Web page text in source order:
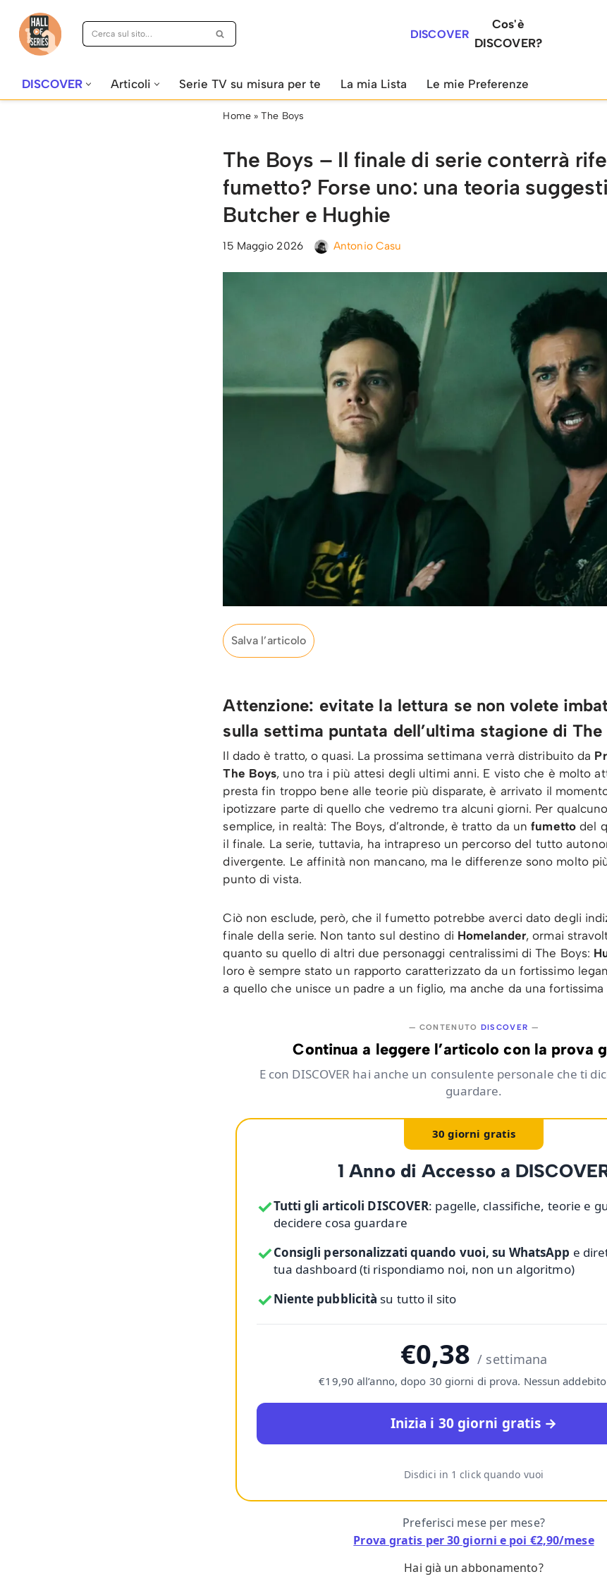
Vai
DISCOVER
Cos'è
DISCOVER?
DISCOVER Articoli Serie TV su misura per te La mia Lista Le mie Preferenze
Home»The Boys
The Boys – Il finale di serie conterrà
fumetto? Forse uno: una teoria
Butcher e Hughie
15 Maggio 2026 Antonio Casu
Salva l’articolo
Attenzione: evitate la lettura se non volete
sulla settima puntata dell’ultima stagione di The
Il dado è tratto, o quasi. La prossima settimana verrà distribuito da
The Boys, uno tra i più attesi degli ultimi anni. E visto che è molto
presta fin troppo bene alle teorie più disparate, è arrivato il
ipotizzare parte di quello che vedremo tra alcuni giorni. Per
semplice, in realtà: The Boys, d’altronde, è tratto da un fumetto del
il finale. La serie, tuttavia, ha intrapreso un percorso del tutto
divergente. Le affinità non mancano, ma le differenze sono molto
punto di vista.
Ciò non esclude, però, che il fumetto potrebbe averci dato degli
finale della serie. Non tanto sul destino di Homelander, ormai
quanto su quello di altri due personaggi centralissimi di The Boys:
loro è sempre stato un rapporto caratterizzato da un fortissimo
a quello che unisce un padre a un figlio, ma anche da una
— CONTENUTO DISCOVER —
Continua a leggere l’articolo con la prova
E con DISCOVER hai anche un consulente personale che ti
guardare.
30 giorni gratis
1 Anno di Accesso a
✓Tutti gli articoli DISCOVER: pagelle, classifiche, teorie e
decidere cosa guardare
✓Consigli personalizzati quando vuoi, su WhatsApp e
tua dashboard (ti rispondiamo noi, non un algoritmo)
✓Niente pubblicità su tutto il sito
€0,38/ settimana
€19,90 all’anno, dopo 30 giorni di prova. Nessun
Inizia i 30 giorni gratis →
Disdici in 1 click quando vuoi
Preferisci mese per mese?
Prova gratis per 30 giorni e poi €2,90/mese
Hai già un abbonamento?